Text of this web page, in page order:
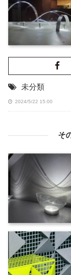
未分類
2024/5/22 15:00
そ